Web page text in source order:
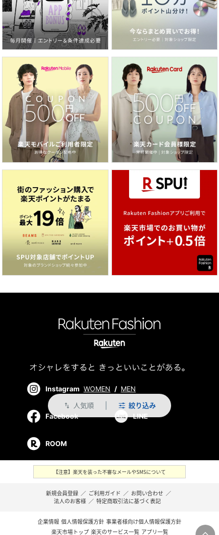
swap_vert 人気順 絞り込み
Instagram WOMEN / MEN
Facebook LINE
ROOM
【注意】楽天を装った不審なメールやSMSについて
新規会員登録 ／ ご利用ガイド ／ お問い合わせ ／
法人のお客様 ／ 特定商取引法に基づく表記
企業情報 個人情報保護方針 事業者様向け個人情報保護方針
楽天市場トップ 楽天のサービス一覧 アプリ一覧